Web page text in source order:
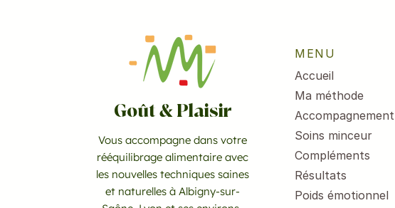
Goût & Plaisir
Vous accompagne dans votre
rééquilibrage alimentaire avec
les nouvelles techniques saines
et naturelles à Albigny-sur-
MENU
Accueil
Ma méthode
Accompagnement
Soins minceur
Compléments
Résultats
Poids émotionnel